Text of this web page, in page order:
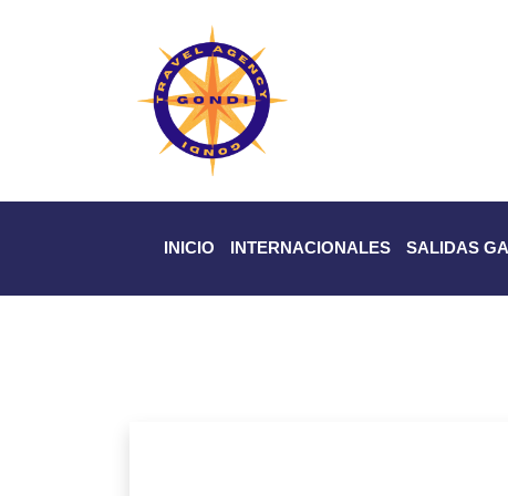
INICIO INTERNACIONALES SALIDAS